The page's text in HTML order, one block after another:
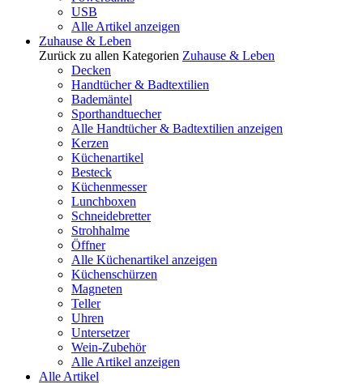
USB
Alle Artikel anzeigen
Zuhause & Leben
Zurück zu allen Kategorien Zuhause & Leben
Decken
Handtücher & Badtextilien
Bademäntel
Sporthandtuecher
Alle Handtücher & Badtextilien anzeigen
Kerzen
Küchenartikel
Besteck
Küchenmesser
Lunchboxen
Schneidebretter
Strohhalme
Öffner
Alle Küchenartikel anzeigen
Küchenschürzen
Magneten
Teller
Uhren
Untersetzer
Wein-Zubehör
Alle Artikel anzeigen
Alle Artikel